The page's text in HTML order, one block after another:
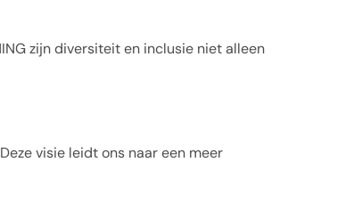
zijn diversiteit en inclusie niet alleen
visie leidt ons naar een meer